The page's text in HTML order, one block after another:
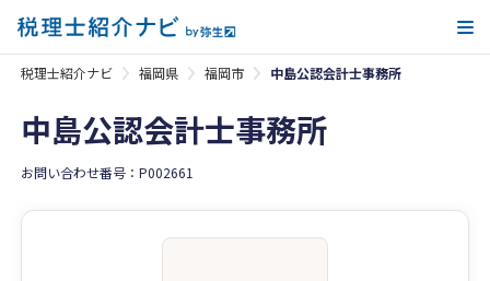
税理士紹介ナビ 福岡県 福岡市 中島公認会計士事務所
中島公認会計士事務所
お問い合わせ番号：P002661